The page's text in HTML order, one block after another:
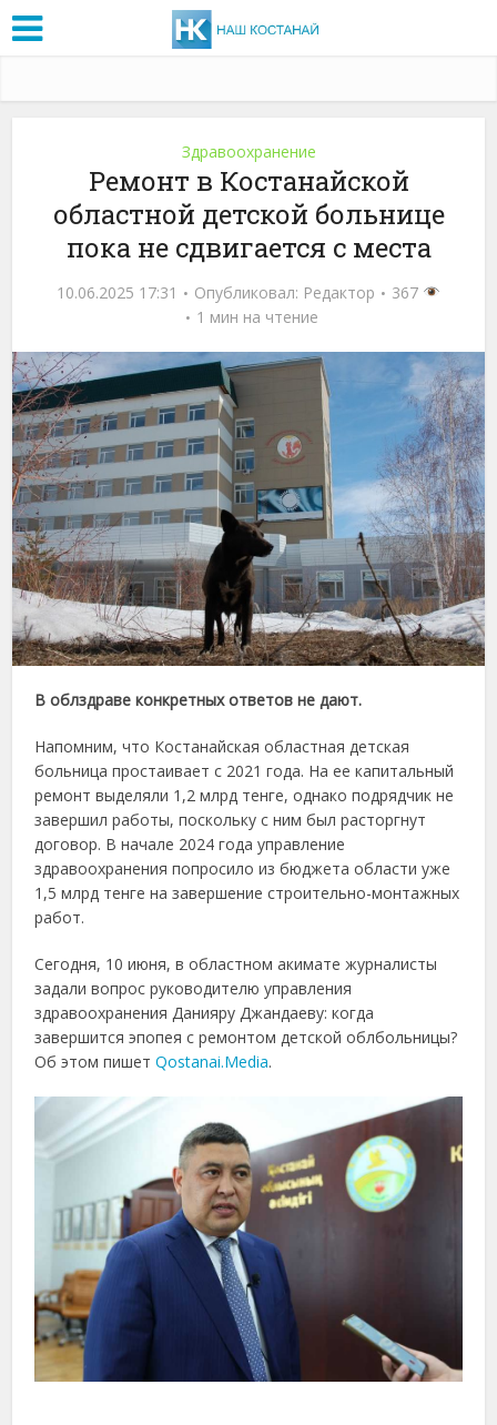
Здравоохранение
Ремонт в Костанайской
областной детской больнице
пока не сдвигается с места
10.06.2025 17:31 Опубликовал: Редактор
367
1 мин на чтение
В облздраве конкретных ответов не дают.
Напомним, что Костанайская областная детская
больница простаивает с 2021 года. На ее капитальный
ремонт выделяли 1,2 млрд тенге, однако подрядчик не
завершил работы, поскольку с ним был расторгнут
договор. В начале 2024 года управление
здравоохранения попросило из бюджета области уже
1,5 млрд тенге на завершение строительно-монтажных
работ.
Сегодня, 10 июня, в областном акимате журналисты
задали вопрос руководителю управления
здравоохранения Данияру Джандаеву: когда
завершится эпопея с ремонтом детской облбольницы?
Об этом пишетQostanai.Media.